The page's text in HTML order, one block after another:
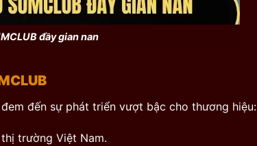
đầy gian nan
đến sự phát triển vượt bậc cho thương hiệu:
trường Việt Nam.